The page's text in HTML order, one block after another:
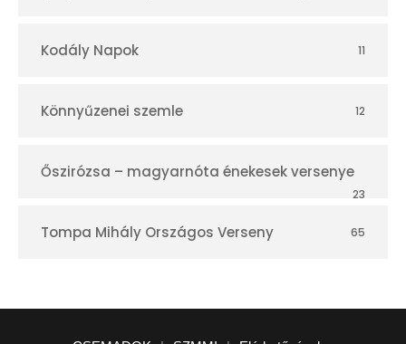
Kodály Napok 11
Könnyűzenei szemle 12
Őszirózsa – magyarnóta énekesek versenye
23
Tompa Mihály Országos Verseny 65